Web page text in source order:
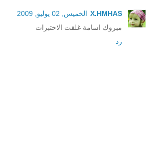
X.HMHAS الخميس, 02 يوليو, 2009
مبروك اسامة غلقت الاختبرات
رد